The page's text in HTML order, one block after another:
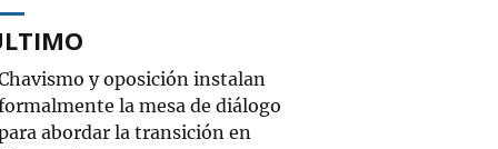
y oposición instalan
la mesa de diálogo
abordar la transición en